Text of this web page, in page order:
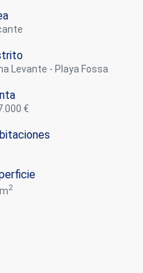
Levante - Playa Fossa
€
m2